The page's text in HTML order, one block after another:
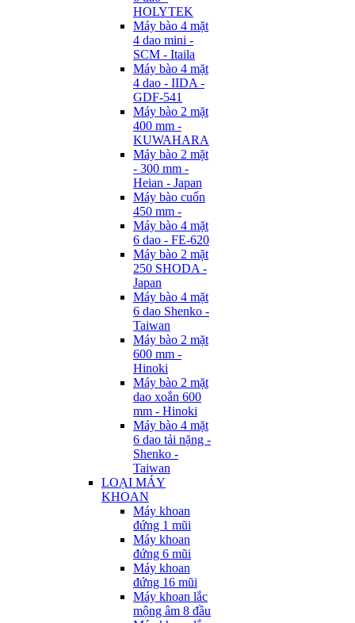
HOLYTEK
Máy bào 4 mặt
4 dao mini -
SCM - Itaila
Máy bào 4 mặt
4 dao - IIDA -
GDF-541
Máy bào 2 mặt
400 mm -
KUWAHARA
Máy bào 2 mặt
- 300 mm -
Heian - Japan
Máy bào cuốn
450 mm -
Máy bào 4 mặt
6 dao - FE-620
Máy bào 2 mặt
250 SHODA -
Japan
Máy bào 4 mặt
6 dao Shenko -
Taiwan
Máy bào 2 mặt
600 mm -
Hinoki
Máy bào 2 mặt
dao xoắn 600
mm - Hinoki
Máy bào 4 mặt
6 dao tải nặng -
Shenko -
Taiwan
LOẠI MÁY
KHOAN
Máy khoan
đứng 1 mũi
Máy khoan
đứng 6 mũi
Máy khoan
đứng 16 mũi
Máy khoan lắc
mộng âm 8 đầu